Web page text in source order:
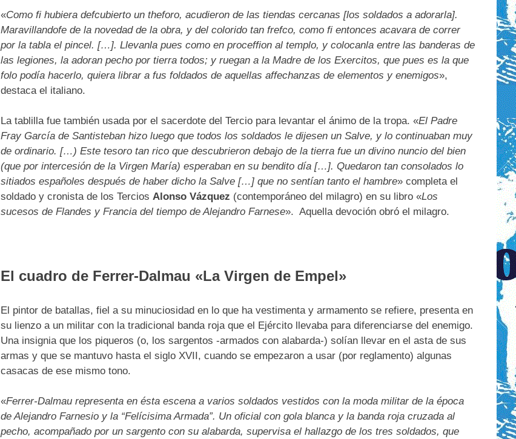
«Como fi hubiera defcubierto un theforo, acudieron de las tiendas cercanas [los soldados a adorarla].
Maravillandofe de la novedad de la obra, y del colorido tan frefco, como fi entonces acavara de correr
por la tabla el pincel. […]. Llevanla pues como en proceffion al templo, y colocanla entre las banderas de
las legiones, la adoran pecho por tierra todos; y ruegan a la Madre de los Exercitos, que pues es la que
folo podía hacerlo, quiera librar a fus foldados de aquellas affechanzas de elementos y enemigos»,
destaca el italiano.
La tablilla fue también usada por el sacerdote del Tercio para levantar el ánimo de la tropa. «El Padre
Fray García de Santisteban hizo luego que todos los soldados le dijesen un Salve, y lo continuaban muy
de ordinario. […) Este tesoro tan rico que descubrieron debajo de la tierra fue un divino nuncio del bien
(que por intercesión de la Virgen María) esperaban en su bendito día […]. Quedaron tan consolados lo
sitiados españoles después de haber dicho la Salve […] que no sentían tanto el hambre» completa el
soldado y cronista de los Tercios Alonso Vázquez (contemporáneo del milagro) en su libro «Los
sucesos de Flandes y Francia del tiempo de Alejandro Farnese». Aquella devoción obró el milagro.
El cuadro de Ferrer-Dalmau «La Virgen de Empel»
El pintor de batallas, fiel a su minuciosidad en lo que ha vestimenta y armamento se refiere, presenta en
su lienzo a un militar con la tradicional banda roja que el Ejército llevaba para diferenciarse del enemigo.
Una insignia que los piqueros (o, los sargentos -armados con alabarda-) solían llevar en el asta de sus
armas y que se mantuvo hasta el siglo XVII, cuando se empezaron a usar (por reglamento) algunas
casacas de ese mismo tono.
«Ferrer-Dalmau representa en ésta escena a varios soldados vestidos con la moda militar de la época
de Alejandro Farnesio y la “Felícisima Armada”. Un oficial con gola blanca y la banda roja cruzada al
pecho, acompañado por un sargento con su alabarda, supervisa el hallazgo de los tres soldados, que